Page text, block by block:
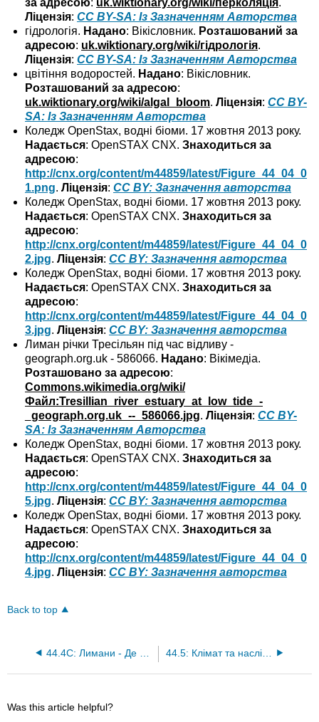
за адресою: uk.wiktionary.org/wiki/перколяція.
Ліцензія:CC BY-SA: Із Зазначенням Авторства
гідрологія. Надано: Вікісловник. Розташований за
адресою: uk.wiktionary.org/wiki/гідрологія.
Ліцензія:CC BY-SA: Із Зазначенням Авторства
цвітіння водоростей. Надано: Вікісловник.
Розташований за адресою:
uk.wiktionary.org/wiki/algal_bloom.Ліцензія:CC BY-
SA: Із Зазначенням Авторства
Коледж OpenStax, водні біоми. 17 жовтня 2013 року.
Надається: OpenSTAX CNX.Знаходиться за
адресою:
http://cnx.org/content/m44859/latest/Figure_44_04_0
1.png.Ліцензія:CC BY: Зазначення авторства
Коледж OpenStax, водні біоми. 17 жовтня 2013 року.
Надається: OpenSTAX CNX.Знаходиться за
адресою:
http://cnx.org/content/m44859/latest/Figure_44_04_0
2.jpg.Ліцензія:CC BY: Зазначення авторства
Коледж OpenStax, водні біоми. 17 жовтня 2013 року.
Надається: OpenSTAX CNX.Знаходиться за
адресою:
http://cnx.org/content/m44859/latest/Figure_44_04_0
3.jpg.Ліцензія:CC BY: Зазначення авторства
Лиман річки Тресільян під час відливу -
geograph.org.uk - 586066. Надано: Вікімедіа.
Розташовано за адресою:
Commons.wikimedia.org/wiki/
Файл:Tresillian_river_estuary_at_low_tide_-
_geograph.org.uk_--_586066.jpg.Ліцензія:CC BY-
SA: Із Зазначенням Авторства
Коледж OpenStax, водні біоми. 17 жовтня 2013 року.
Надається: OpenSTAX CNX.Знаходиться за
адресою:
http://cnx.org/content/m44859/latest/Figure_44_04_0
5.jpg.Ліцензія:CC BY: Зазначення авторства
Коледж OpenStax, водні біоми. 17 жовтня 2013 року.
Надається: OpenSTAX CNX.Знаходиться за
адресою:
http://cnx.org/content/m44859/latest/Figure_44_04_0
4.jpg.Ліцензія:CC BY: Зазначення авторства
Back to top
44.5: Клімат та наслідки глобальних змін клімату
Was this article helpful?